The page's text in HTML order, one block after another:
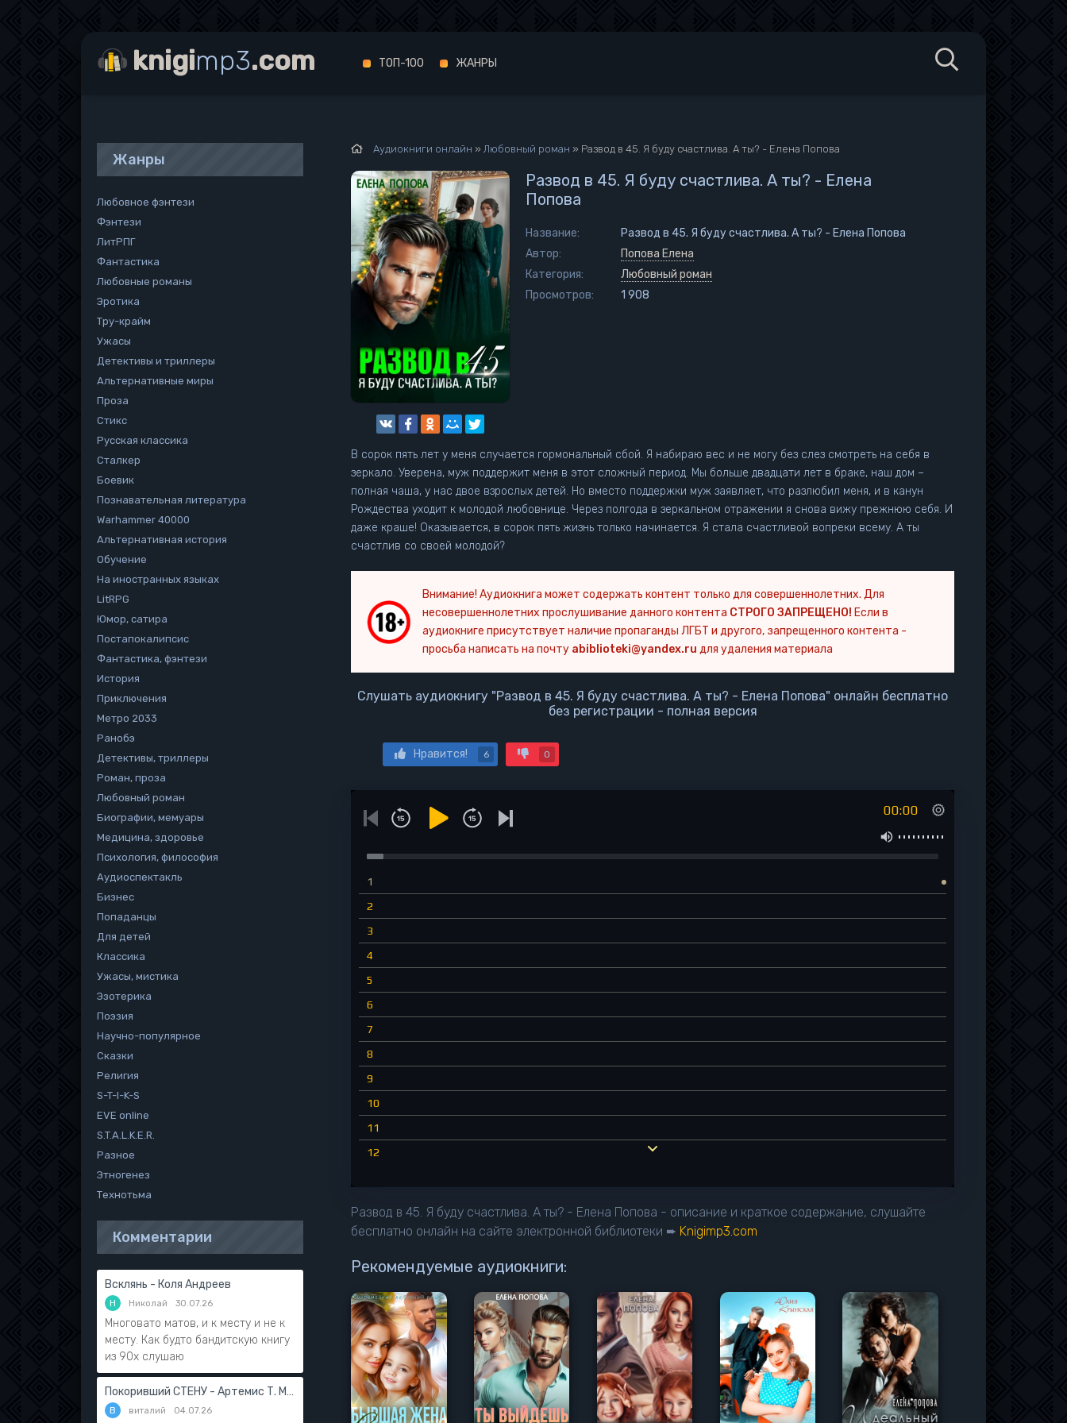
Аудиокниги онлайн » Любовный роман » Развод в 45. Я буду счастлива. А ты? - Елена Попова
Развод в 45. Я буду счастлива. А ты? - Елена
Попова
Название:
Развод в 45. Я буду счастлива. А ты? - Елена Попова
Автор:
Попова Елена
Категория:
Любовный роман
Просмотров:
1 908
В сорок пять лет у меня случается гормональный сбой. Я набираю вес и не могу без слез смотреть на себя в
зеркало. Уверена, муж поддержит меня в этот сложный период. Мы больше двадцати лет в браке, наш дом –
полная чаша, у нас двое взрослых детей. Но вместо поддержки муж заявляет, что разлюбил меня, и в канун
Рождества уходит к молодой любовнице. Через полгода в зеркальном отражении я снова вижу прежнюю себя. И
даже краше! Оказывается, в сорок пять жизнь только начинается. Я стала счастливой вопреки всему. А ты
счастлив со своей молодой?
Внимание! Аудиокнига может содержать контент только для совершеннолетних. Для
несовершеннолетних прослушивание данного контента СТРОГО ЗАПРЕЩЕНО! Если в
аудиокниге присутствует наличие пропаганды ЛГБТ и другого, запрещенного контента -
просьба написать на почту abiblioteki@yandex.ru для удаления материала
Слушать аудиокнигу "Развод в 45. Я буду счастлива. А ты? - Елена Попова" онлайн бесплатно
без регистрации - полная версия
Нравится! 6 0
00:00
1
2
3
4
5
6
7
8
9
10
11
12
15
17
18
19
20
21
22
Развод в 45. Я буду счастлива. А ты? - Елена Попова - описание и краткое содержание, слушайте
бесплатно онлайн на сайте электронной библиотеки ➨ Knigimp3.com
Рекомендуемые аудиокниги:
Жанры
Любовное фэнтези
Фэнтези
ЛитРПГ
Фантастика
Любовные романы
Эротика
Тру-крайм
Ужасы
Детективы и триллеры
Альтернативные миры
Проза
Стикс
Русская классика
Сталкер
Боевик
Познавательная литература
Warhammer 40000
Альтернативная история
Обучение
На иностранных языках
LitRPG
Юмор, сатира
Постапокалипсис
Фантастика, фэнтези
История
Приключения
Метро 2033
Ранобэ
Детективы, триллеры
Роман, проза
Любовный роман
Биографии, мемуары
Медицина, здоровье
Психология, философия
Аудиоспектакль
Бизнес
Попаданцы
Для детей
Классика
Ужасы, мистика
Эзотерика
Поэзия
Научно-популярное
Сказки
Религия
S-T-I-K-S
EVE online
S.T.A.L.K.E.R.
Разное
Этногенез
Технотьма
Комментарии
Всклянь - Коля Андреев
Н Николай 30.07.26
Многовато матов, и к месту и не к
месту. Как будто бандитскую книгу
из 90х слушаю
Покоривший СТЕНУ - Артемис Т. Мантикор
В виталий 04.07.26
knigimp3.com ТОП-100 ЖАНРЫ